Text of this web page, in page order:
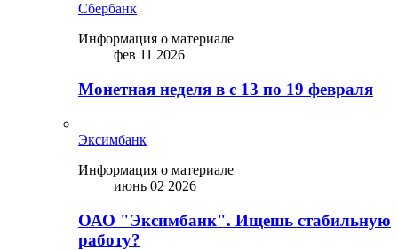
Сбербанк
Информация о материале
фев 11 2026
Монетная неделя в с 13 по 19 февраля
Эксимбанк
Информация о материале
июнь 02 2026
ОАО "Эксимбанк". Ищешь стабильную
работу?